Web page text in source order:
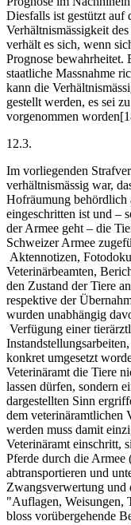
Diesfalls ist gestützt auf
Verhältnismässigkeit
verhält es sich, wenn
Prognose bewahrheitet.
staatliche Massnahme
kann die
gestellt werden, es sei
vorgenommen
12.3.
Im vorliegenden
verhältnismässig war,
Hofräumung behördlich
eingeschritten ist und –
der Armee geht – die
Schweizer Armee
Aktennotizen,
Veterinärbeamten,
den Zustand der Tiere
respektive der
wurden unabhängig
Verfügung einer
konkret umgesetzt
Veterinäramt die Tiere
lassen dürfen, sondern
dargestellten Sinn
dem veterinäramtlichen
werden muss damit
Veterinäramt einschritt,
Pferde durch die Armee
abtransportieren und
Zwangsverwertung und
"Auflagen, Weisungen,
bloss vorübergehende